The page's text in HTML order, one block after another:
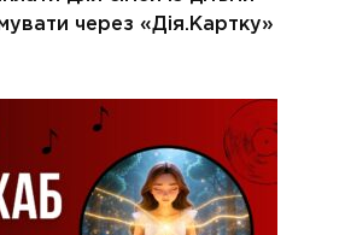
через «Дія.Картку»